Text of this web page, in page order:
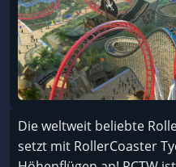
Die weltweit beliebte
setzt mit RollerCoaster